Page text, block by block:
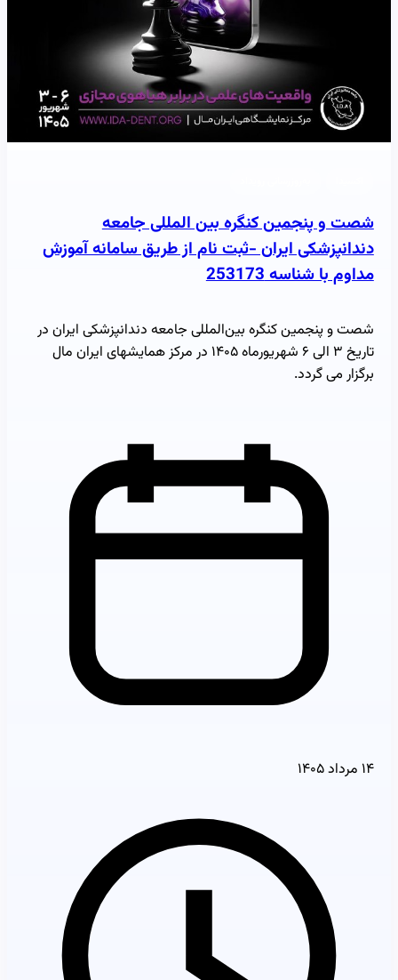
شصت و پنجمین کنگره بین المللی جامعه
دندانپزشکی ایران -ثبت نام از طریق سامانه آموزش
مداوم با شناسه 253173
شصت و پنجمین کنگره بین‌المللی جامعه دندانپزشکی ایران در
تاریخ ۳ الی ۶ شهریورماه ۱۴۰۵ در مرکز همایشهای ایران مال
برگزار می گردد.
۱۴ مرداد ۱۴۰۵